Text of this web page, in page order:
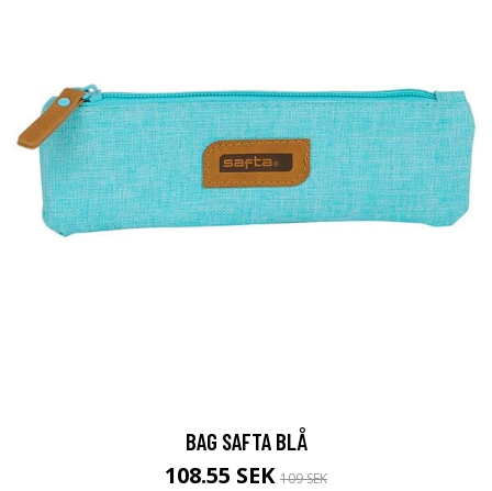
BAG SAFTA BLÅ
108.55 SEK 109 SEK